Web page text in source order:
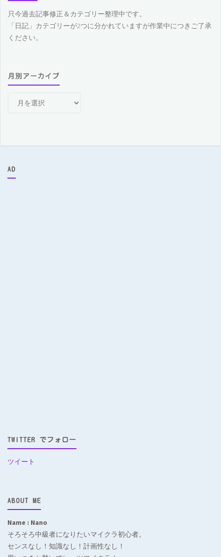
只今過去記事修正＆カテゴリー整理中です。
「日記」カテゴリーが2つに分かれていますが作業中につきご了承
ください。
月別アーカイブ
カ
ブ
AD
TWITTER でフォロー
ツイート
ABOUT ME
Name : Nano
そろそろ中級者になりたいマイクラ初心者。
センスなし！知識なし！計画性なし！